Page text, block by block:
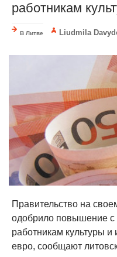
работникам
В Литве Liudmila
Правительство на
одобрило повышение с
работникам культуры и
евро, сообщают